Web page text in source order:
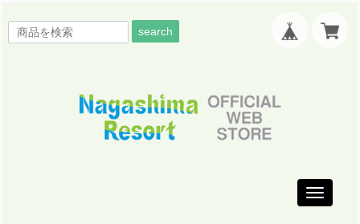
search
Toggle